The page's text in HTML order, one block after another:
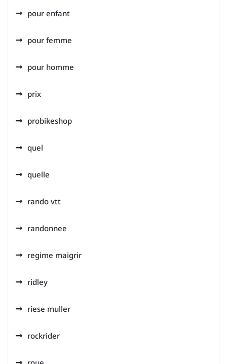
pour enfant
pour femme
pour homme
prix
probikeshop
quel
quelle
rando vtt
randonnee
regime maigrir
ridley
riese muller
rockrider